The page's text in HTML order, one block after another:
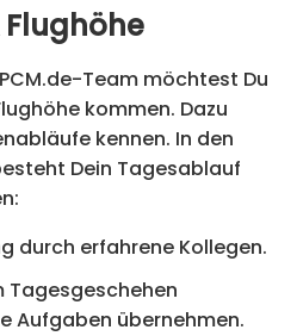
Team möchtest Du
kommen. Dazu
kennen. In den
Dein Tagesablauf
durch erfahrene Kollegen.
Tagesgeschehen
Aufgaben übernehmen.